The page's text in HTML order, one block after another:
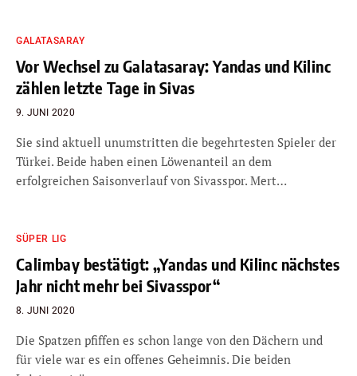
GALATASARAY
Vor Wechsel zu Galatasaray: Yandas und Kilinc
zählen letzte Tage in Sivas
9. JUNI 2020
Sie sind aktuell unumstritten die begehrtesten Spieler der
Türkei. Beide haben einen Löwenanteil an dem
erfolgreichen Saisonverlauf von Sivasspor. Mert…
SÜPER LIG
Calimbay bestätigt: „Yandas und Kilinc nächstes
Jahr nicht mehr bei Sivasspor“
8. JUNI 2020
Die Spatzen pfiffen es schon lange von den Dächern und
für viele war es ein offenes Geheimnis. Die beiden